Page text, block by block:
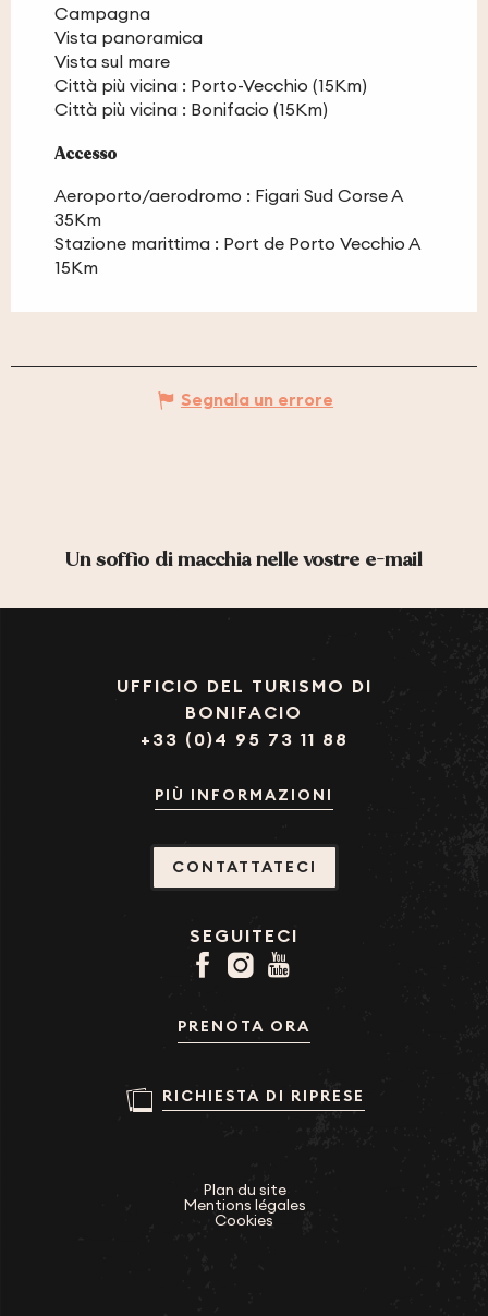
Campagna
Vista panoramica
Vista sul mare
Città più vicina : Porto-Vecchio (15Km)
Città più vicina : Bonifacio (15Km)
Accesso
Accesso
Aeroporto/aerodromo : Figari Sud Corse A
35Km
Stazione marittima : Port de Porto Vecchio A
15Km
Segnala un errore
Un soffio di macchia nelle vostre e-mail
UFFICIO DEL TURISMO DI
BONIFACIO
+33 (0)4 95 73 11 88
PIÙ INFORMAZIONI
CONTATTATECI
SEGUITECI
PRENOTA ORA
RICHIESTA DI RIPRESE
Plan du site
Mentions légales
Cookies